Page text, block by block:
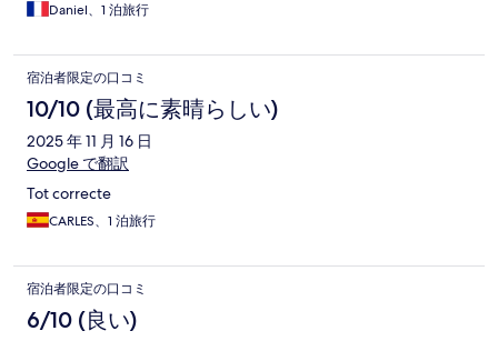
Daniel、1 泊旅行
宿泊者限定の口コミ
10/10 (最高に素晴らしい)
2025 年 11 月 16 日
Google で翻訳
Tot correcte
CARLES、1 泊旅行
宿泊者限定の口コミ
6/10 (良い)